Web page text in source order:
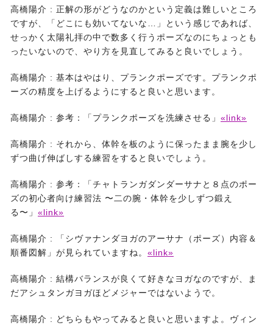
高橋陽介 : 正解の形がどうなのかという定義は難しいところ
ですが、「どこにも効いてないな…」という感じであれば、
せっかく太陽礼拝の中で数多く行うポーズなのにちょっとも
ったいないので、やり方を見直してみると良いでしょう。
高橋陽介 : 基本はやはり、プランクポーズです。プランクポ
ーズの精度を上げるようにすると良いと思います。
高橋陽介 : 参考：「プランクポーズを洗練させる」 «link»
高橋陽介 : それから、体幹を板のように保ったまま腕を少し
ずつ曲げ伸ばしする練習をすると良いでしょう。
高橋陽介 : 参考：「チャトランガダンダーサナと８点のポー
ズの初心者向け練習法 〜二の腕・体幹を少しずつ鍛え
る〜」 «link»
高橋陽介 :
「シヴァナンダヨガのアーサナ（ポーズ）内容＆
順番図解」が見られていますね。 «link»
高橋陽介 : 結構バランスが良くて好きなヨガなのですが、ま
だアシュタンガヨガほどメジャーではないようで。
高橋陽介 : どちらもやってみると良いと思いますよ。ヴィン